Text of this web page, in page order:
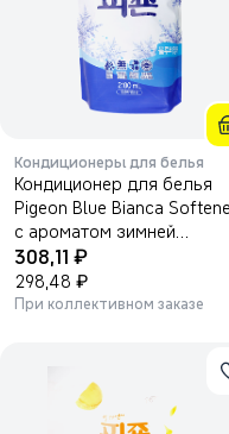
Кондиционеры для белья
Кондиционер для белья
Pigeon Blue Bianca
с ароматом зимней
свежести и жасмина
2100мл.
308,11 ₽
298,48 ₽
При коллективном заказе